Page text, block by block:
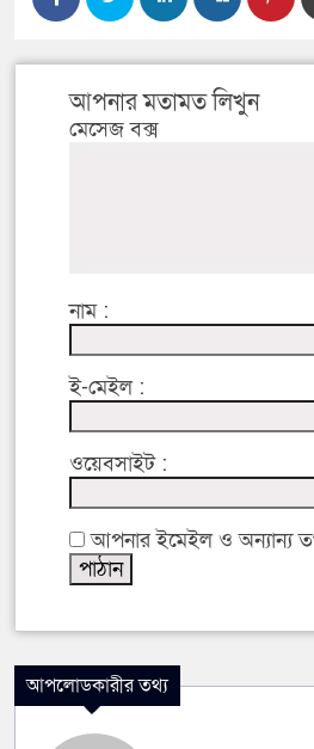
আপনার মতামত লিখুন
মেসেজ বক্স
নাম :
ই-মেইল :
ওয়েবসাইট :
আপনার ইমেইল ও অন্যান্য
আপলোডকারীর তথ্য